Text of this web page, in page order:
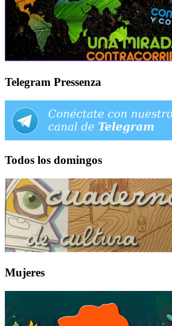
Telegram Pressenza
Todos los domingos
Mujeres